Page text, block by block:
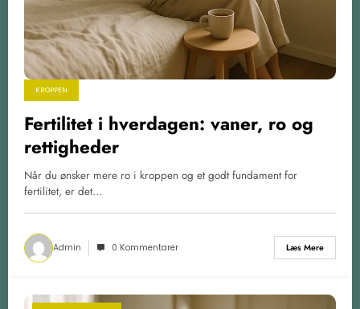
KROPPEN
Fertilitet i hverdagen: vaner, ro og
rettigheder
Når du ønsker mere ro i kroppen og et godt fundament for
fertilitet, er det…
Admin 0 Kommentarer Læs Mere